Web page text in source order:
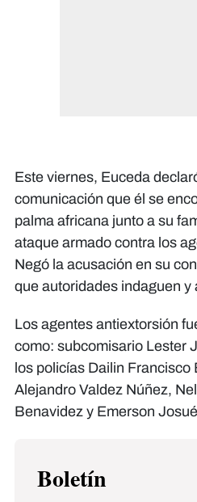
Este viernes, Euceda
comunicación que él se
palma africana junto a su
ataque armado contra los
Negó la acusación en su
que autoridades indaguen y
Los agentes antiextorsión
como: subcomisario Lester
los policías Dailin Francisco
Alejandro Valdez Núñez,
Benavidez y Emerson
Boletín